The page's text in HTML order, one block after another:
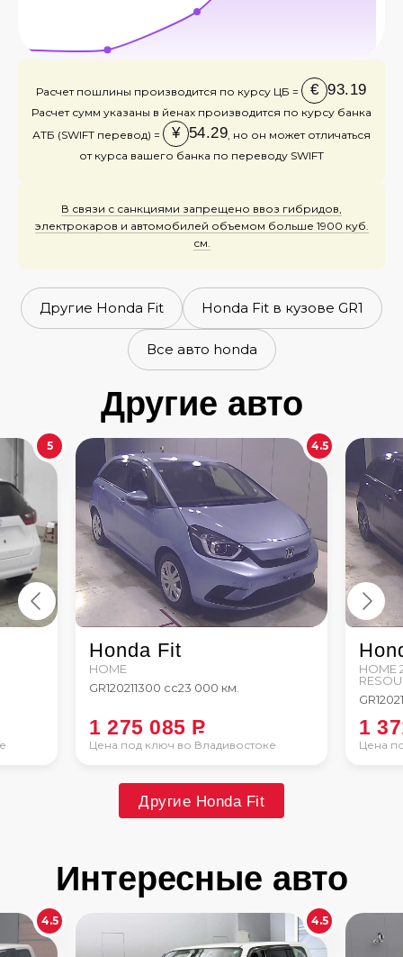
Расчет пошлины производится по курсу ЦБ = € 93.19
Расчет сумм указаны в йенах производится по курсу банка
АТБ (SWIFT перевод) =
¥ 54.29 , но он может отличаться
от курса вашего банка по переводу SWIFT
В связи с санкциями запрещено ввоз гибридов,
электрокаров и автомобилей объемом больше 1900 куб.
см.
Другие Honda Fit Honda Fit в кузове GR1
Все авто honda
Другие авто
4.5
Honda Fit
HOME
GR120211300 сс23 000 км.
Цена под ключ во Владивостоке
1 275 085 P
HOME
GR12021
Цена
1
5
Другие Honda Fit
Интересные авто
4.5
4.5